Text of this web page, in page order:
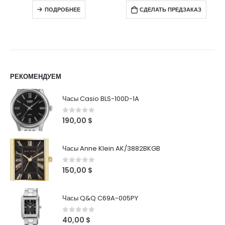
ПОДРОБНЕЕ СДЕЛАТЬ ПРЕДЗАКАЗ
РЕКОМЕНДУЕМ
Часы Casio BLS-100D-1A
0out of 5
190,00 $
Часы Anne Klein AK/3882BKGB
0out of 5
150,00 $
Часы Q&Q C69A-005PY
0 out of 5
40,00 $